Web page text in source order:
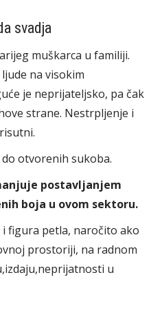
svadja
muškarca u familiji.
na visokim
je neprijateljsko, pa čak
strane. Nestrpljenje i
do otvorenih sukoba.
postavljanjem
boja u ovom sektoru.
figura petla, naročito ako
prostoriji, na radnom
u